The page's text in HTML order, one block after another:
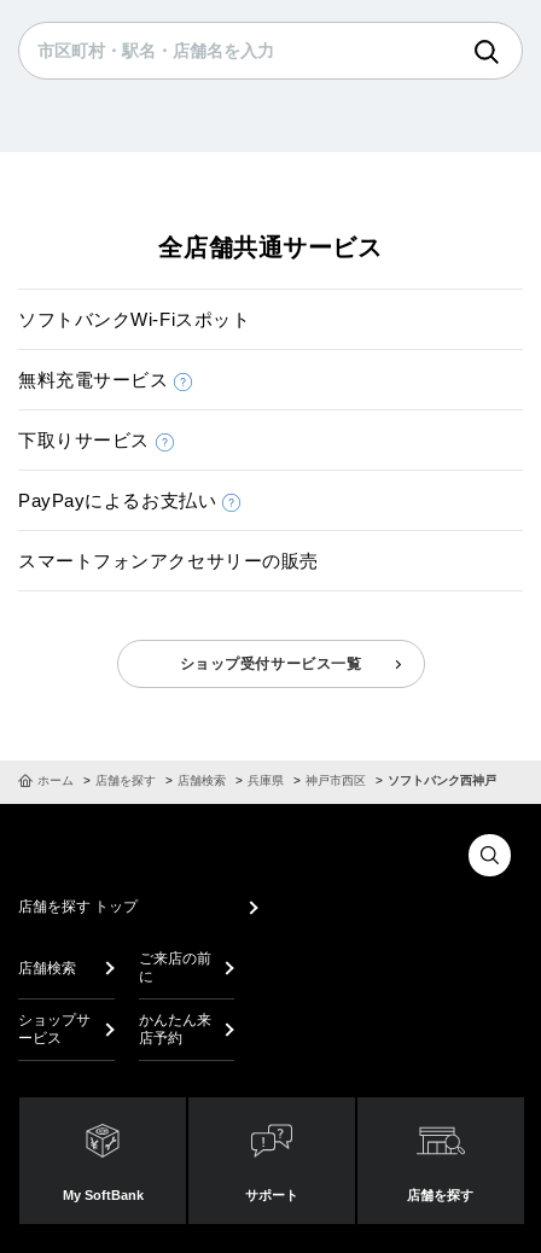
全店舗共通サービス
ソフトバンクWi-Fiスポット
無料充電サービス
下取りサービス
PayPayによるお支払い
スマートフォンアクセサリーの販売
ショップ受付サービス一覧
ホーム 店舗を探す 店舗検索 兵庫県 神戸市西区 ソフトバンク西神戸
店舗を探す トップ
店舗検索
ご来店の前
に
ショップサ
ービス
かんたん来
店予約
My SoftBank サポート 店舗を探す